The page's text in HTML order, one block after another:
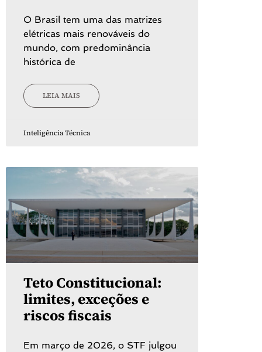
O Brasil tem uma das matrizes
elétricas mais renováveis do
mundo, com predominância
histórica de
LEIA MAIS
Inteligência Técnica
Teto Constitucional:
limites, exceções e
riscos fiscais
Em março de 2026, o STF julgou